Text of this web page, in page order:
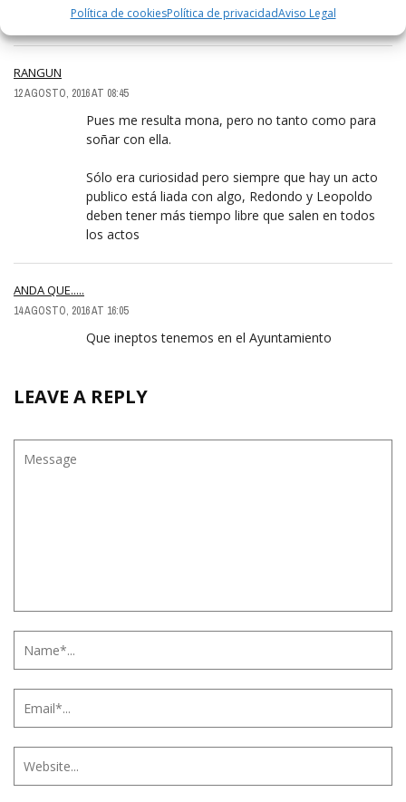
Política de cookiesPolítica de privacidadAviso Legal
cosa mas o menos importante?.
RANGUN
12 AGOSTO, 2016 AT 08:45
Pues me resulta mona, pero no tanto como para
soñar con ella.
Sólo era curiosidad pero siempre que hay un acto
publico está liada con algo, Redondo y Leopoldo
deben tener más tiempo libre que salen en todos
los actos
ANDA QUE.....
14 AGOSTO, 2016 AT 16:05
Que ineptos tenemos en el Ayuntamiento
LEAVE A REPLY